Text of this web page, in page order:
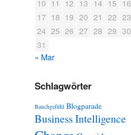
10 11 12 13 14 15 16
17 18 19 20 21 22 23
24 25 26 27 28 29 30
31
« Mar
Schlagwörter
Bauchgefühl Blogparade
Business Intelligence